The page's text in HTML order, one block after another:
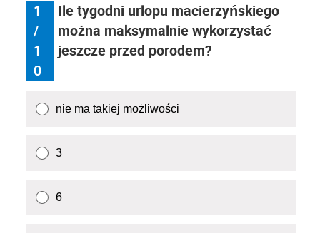
1
/
1
0
Ile tygodni urlopu macierzyńskiego
można maksymalnie wykorzystać
jeszcze przed porodem?
nie ma takiej możliwości
3
6